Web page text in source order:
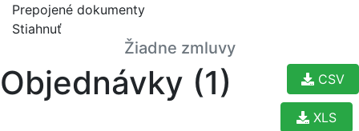
Prepojené dokumenty
Stiahnuť
Žiadne zmluvy
Objednávky (1) CSV
XLS